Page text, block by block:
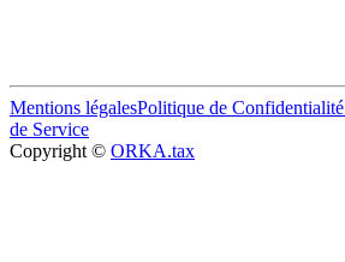
Mentions légalesPolitique de Confidentialité
de Service
Copyright © ORKA.tax